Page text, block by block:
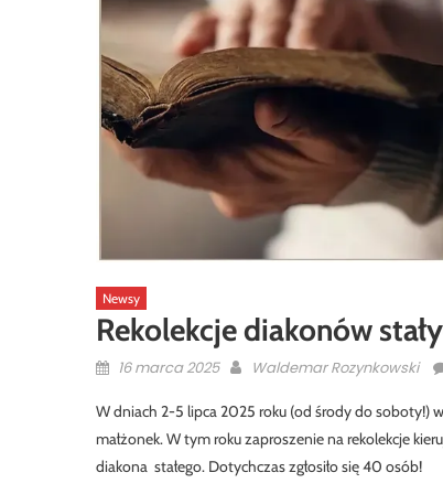
Newsy
Rekolekcje diakonów
Posted
16 marca 2025 Author
Waldemar Rozynkowski
W dniach 2-5 lipca 2025 roku (od środy do soboty!)
małżonek. W tym roku zaproszenie na rekolekcje
diakona stałego. Dotychczas zgłosiło się 40 osób!